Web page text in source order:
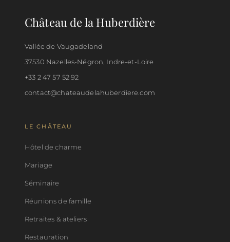
Château de la Huberdière
Vallée de Vaugadeland
37530 Nazelles-Négron, Indre-et-Loire
+33 2 47 57 52 92
contact@chateaudelahuberdiere.com
LE CHÂTEAU
Hôtel de charme
Mariage
Séminaire
Réunions de famille
Retraites & ateliers
Restauration